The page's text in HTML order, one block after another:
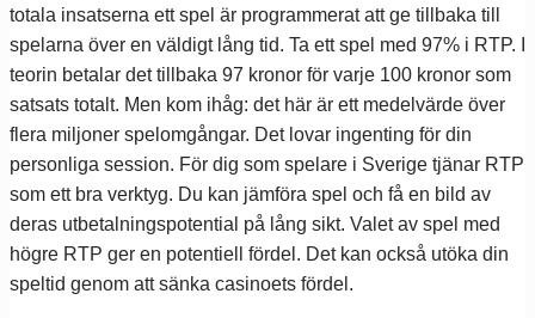
totala insatserna ett spel är programmerat att ge tillbaka till
spelarna över en väldigt lång tid. Ta ett spel med 97% i RTP. I
teorin betalar det tillbaka 97 kronor för varje 100 kronor som
satsats totalt. Men kom ihåg: det här är ett medelvärde över
flera miljoner spelomgångar. Det lovar ingenting för din
personliga session. För dig som spelare i Sverige tjänar RTP
som ett bra verktyg. Du kan jämföra spel och få en bild av
deras utbetalningspotential på lång sikt. Valet av spel med
högre RTP ger en potentiell fördel. Det kan också utöka din
speltid genom att sänka casinoets fördel.